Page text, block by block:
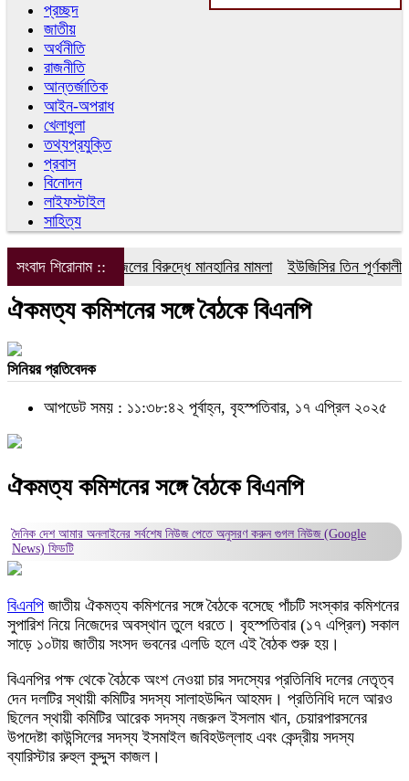
প্রচ্ছদ
জাতীয়
অর্থনীতি
রাজনীতি
আন্তর্জাতিক
আইন-অপরাধ
খেলাধুলা
তথ্যপ্রযুক্তি
প্রবাস
বিনোদন
লাইফস্টাইল
সাহিত্য
সংবাদ শিরোনাম ::ডিপজলের বিরুদ্ধে মানহানির মামলা ইউজিসির তিন পূর্ণকালীন
ঐকমত্য কমিশনের সঙ্গে বৈঠকে বিএনপি
সিনিয়র প্রতিবেদক
আপডেট সময় : ১১:৩৮:৪২ পূর্বাহ্ন, বৃহস্পতিবার, ১৭ এপ্রিল ২০২৫
ঐকমত্য কমিশনের সঙ্গে বৈঠকে বিএনপি
দৈনিক দেশ আমার অনলাইনের সর্বশেষ নিউজ পেতে অনুসরণ করুন গুগল নিউজ (Google
News) ফিডটি
বিএনপি জাতীয় ঐকমত্য কমিশনের সঙ্গে বৈঠকে বসেছে পাঁচটি সংস্কার কমিশনের
সুপারিশ নিয়ে নিজেদের অবস্থান তুলে ধরতে। বৃহস্পতিবার (১৭ এপ্রিল) সকাল
সাড়ে ১০টায় জাতীয় সংসদ ভবনের এলডি হলে এই বৈঠক শুরু হয়।
বিএনপির পক্ষ থেকে বৈঠকে অংশ নেওয়া চার সদস্যের প্রতিনিধি দলের নেতৃত্ব
দেন দলটির স্থায়ী কমিটির সদস্য সালাহউদ্দিন আহমদ। প্রতিনিধি দলে আরও
ছিলেন স্থায়ী কমিটির আরেক সদস্য নজরুল ইসলাম খান, চেয়ারপারসনের
উপদেষ্টা কাউন্সিলের সদস্য ইসমাইল জবিহউল্লাহ এবং কেন্দ্রীয় সদস্য
ব্যারিস্টার রুহুল কুদ্দুস কাজল।